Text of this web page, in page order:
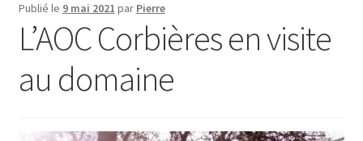
Notre actu
Ouvrir
Publié le 9 mai 2021 par Pierre
L’AOC Corbières en visite
au domaine